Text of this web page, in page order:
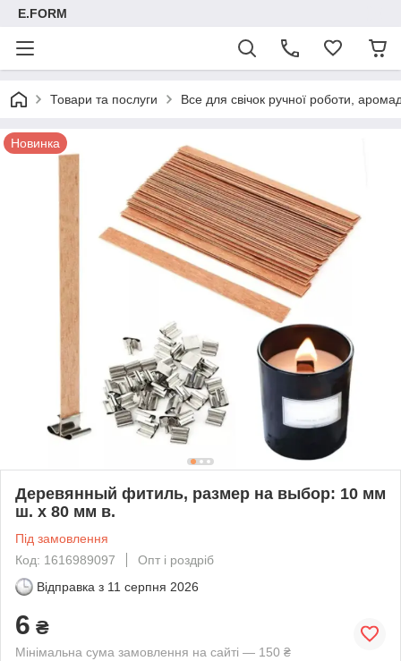
E.FORM
Товари та послуги Все для свічок ручної роботи,
Новинка
Деревянный фитиль, размер на выбор: 10 мм
ш. х 80 мм в.
Під замовлення
Код: 1616989097
Опт і роздріб
Відправка з 11 серпня 2026
6 ₴
Мінімальна сума замовлення на сайті — 150 ₴